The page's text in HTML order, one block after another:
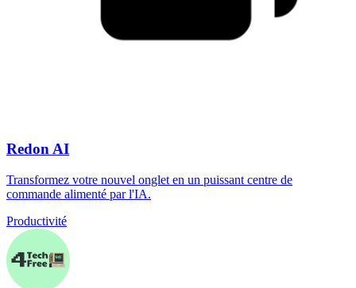
Redon AI
Transformez votre nouvel onglet en un puissant centre de
commande alimenté par l'IA.
Productivité